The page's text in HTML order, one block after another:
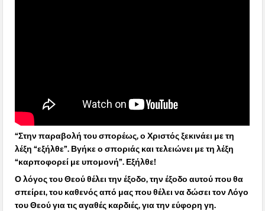
“Στην παραβολή του σπορέως, ο Χριστός ξεκινάει με τη
λέξη “εξήλθε”. Βγήκε ο σποριάς και τελειώνει με τη λέξη
“καρποφορεί με υπομονή”. Εξήλθε!
Ο λόγος του Θεού θέλει την έξοδο, την έξοδο αυτού που θα
σπείρει, του καθενός από μας που θέλει να δώσει τον Λόγο
του Θεού για τις αγαθές καρδιές, για την εύφορη γη.